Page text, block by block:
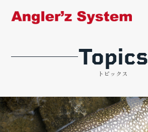
Topics
トピックス